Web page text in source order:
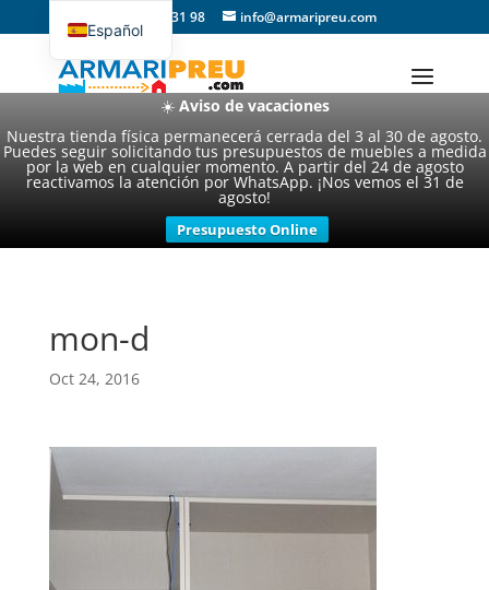
☀️ Aviso de vacaciones
Nuestra tienda física permanecerá cerrada del 3 al 30 de agosto.
Puedes seguir solicitando tus presupuestos de muebles a medida
por la web en cualquier momento. A partir del 24 de agosto
reactivamos la atención por WhatsApp. ¡Nos vemos el 31 de
agosto!
Presupuesto Online
93 357 31 98 info@armaripreu.com
mon-d
Oct 24, 2016
Español
Català